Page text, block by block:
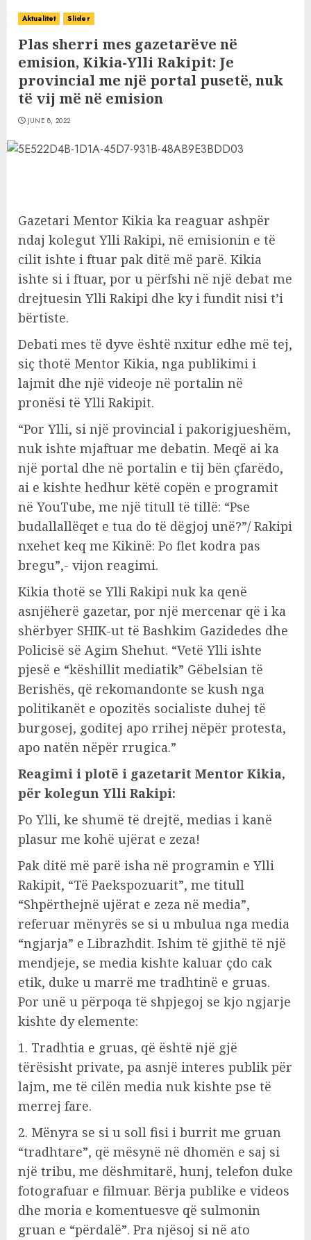
Aktualitet Slider
Plas sherri mes gazetarëve në
emision, Kikia-Ylli Rakipit: Je
provincial me një portal pusetë, nuk
të vij më në emision
JUNE 8, 2022
Gazetari Mentor Kikia ka reaguar ashpër
ndaj kolegut Ylli Rakipi, në emisionin e të
cilit ishte i ftuar pak ditë më parë. Kikia
ishte si i ftuar, por u përfshi në një debat me
drejtuesin Ylli Rakipi dhe ky i fundit nisi t’i
bërtiste.
Debati mes të dyve është nxitur edhe më tej,
siç thotë Mentor Kikia, nga publikimi i
lajmit dhe një videoje në portalin në
pronësi të Ylli Rakipit.
“Por Ylli, si një provincial i pakorigjueshëm,
nuk ishte mjaftuar me debatin. Meqë ai ka
një portal dhe në portalin e tij bën çfarëdo,
ai e kishte hedhur këtë copën e programit
në YouTube, me një titull të tillë: “Pse
budallallëqet e tua do të dëgjoj unë?”/ Rakipi
nxehet keq me Kikinë: Po flet kodra pas
bregu”,- vijon reagimi.
Kikia thotë se Ylli Rakipi nuk ka qenë
asnjëherë gazetar, por një mercenar që i ka
shërbyer SHIK-ut të Bashkim Gazidedes dhe
Policisë së Agim Shehut. “Vetë Ylli ishte
pjesë e “këshillit mediatik” Gëbelsian të
Berishës, që rekomandonte se kush nga
politikanët e opozitës socialiste duhej të
burgosej, goditej apo rrihej nëpër protesta,
apo natën nëpër rrugica.”
Reagimi i plotë i gazetarit Mentor Kikia,
për kolegun Ylli Rakipi:
Po Ylli, ke shumë të drejtë, medias i kanë
plasur me kohë ujërat e zeza!
Pak ditë më parë isha në programin e Ylli
Rakipit, “Të Paekspozuarit”, me titull
“Shpërthejnë ujërat e zeza në media”,
referuar mënyrës se si u mbulua nga media
“ngjarja” e Librazhdit. Ishim të gjithë të një
mendjeje, se media kishte kaluar çdo cak
etik, duke u marrë me tradhtinë e gruas.
Por unë u përpoqa të shpjegoj se kjo ngjarje
kishte dy elemente:
1. Tradhtia e gruas, që është një gjë
tërësisht private, pa asnjë interes publik për
lajm, me të cilën media nuk kishte pse të
merrej fare.
2. Mënyra se si u soll fisi i burrit me gruan
“tradhtare”, që mësynë në dhomën e saj si
një tribu, me dëshmitarë, hunj, telefon duke
fotografuar e filmuar. Bërja publike e videos
dhe moria e komentuesve që sulmonin
gruan e “përdalë”. Pra njësoj si në ato